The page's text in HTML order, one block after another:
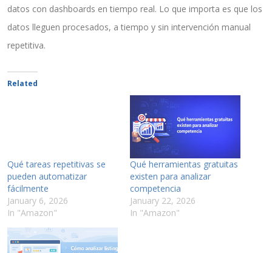
datos con dashboards en tiempo real. Lo que importa es que los
datos lleguen procesados, a tiempo y sin intervención manual
repetitiva.
Related
Qué tareas repetitivas se
pueden automatizar
fácilmente
January 6, 2026
In "Amazon"
Qué herramientas gratuitas
existen para analizar
competencia
January 22, 2026
In "Amazon"